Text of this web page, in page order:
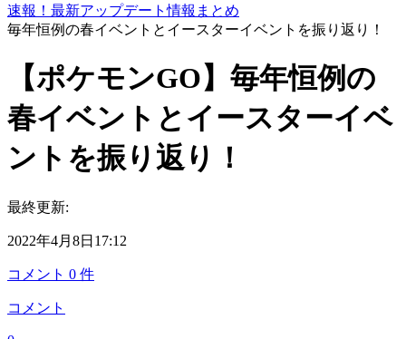
速報！最新アップデート情報まとめ
毎年恒例の春イベントとイースターイベントを振り返り！
【ポケモンGO】毎年恒例の
春イベントとイースターイベ
ントを振り返り！
最終更新:
2022年4月8日17:12
コメント 0 件
コメント